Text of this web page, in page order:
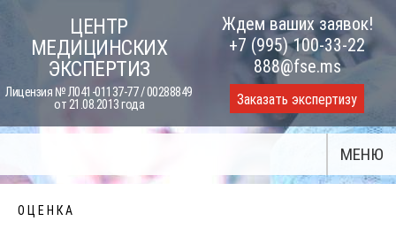
content
ЦЕНТР
МЕДИЦИНСКИХ
ЭКСПЕРТИЗ
Лицензия № Л041-01137-77 / 00288849
от 21.08.2013 года
Ждем ваших заявок!
+7 (995) 100-33-22
888@fse.ms
Заказать экспертизу
МЕНЮ
О Ц Е Н К А